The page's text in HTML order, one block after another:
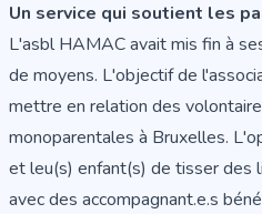
Un service qui soutient les
L'asbl HAMAC avait mis fin à
de moyens. L'objectif de
mettre en relation des
monoparentales à Bruxelles.
et leu(s) enfant(s) de tisser des
avec des accompagnant.e.s